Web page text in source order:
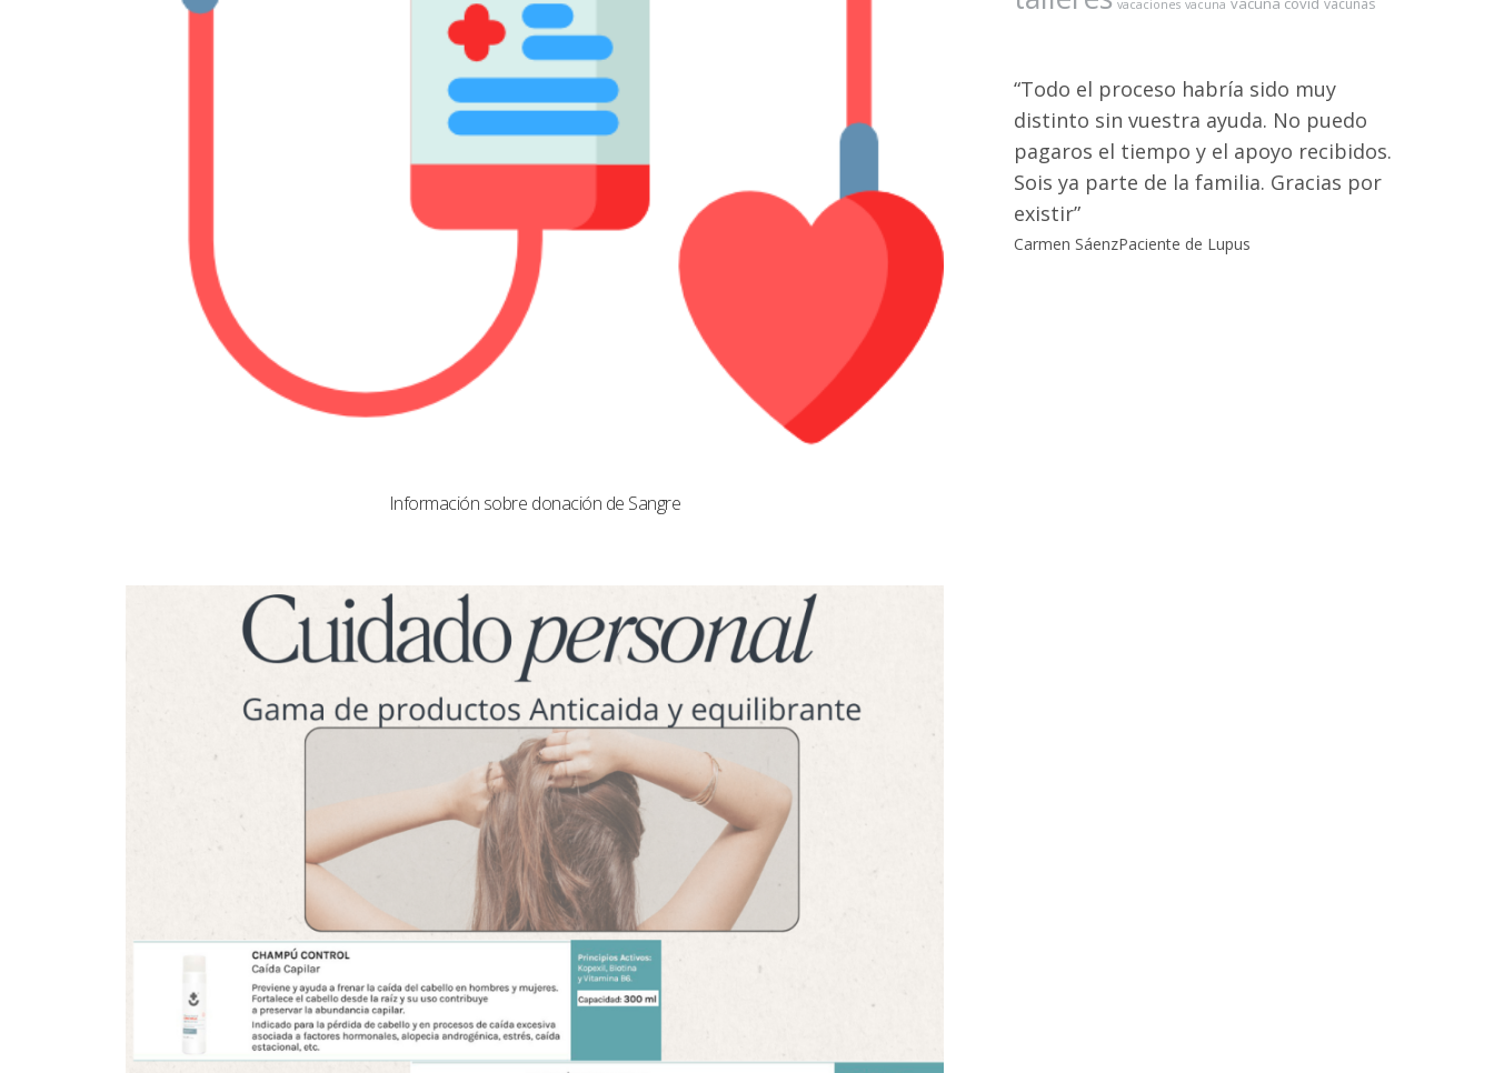
Información sobre donación de Sangre
vacaciones vacuna
Todo el proceso habría sido muy
distinto sin vuestra ayuda. No puedo
pagaros el tiempo y el apoyo recibidos.
Sois ya parte de la familia. Gracias por
existir
Carmen SáenzPaciente de Lupus